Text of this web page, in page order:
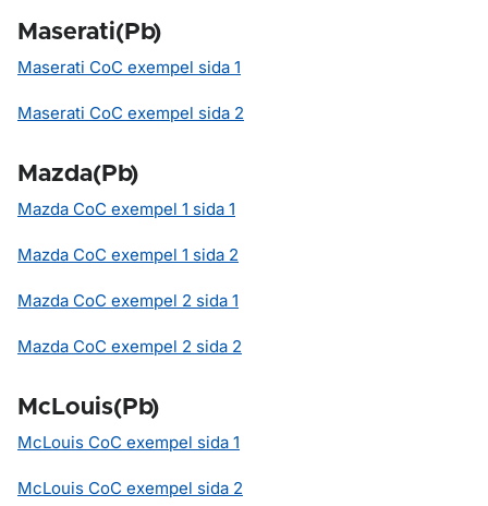
Maserati(Pb)
Maserati CoC exempel sida 1
Maserati CoC exempel sida 2
Mazda(Pb)
Mazda CoC exempel 1 sida 1
Mazda CoC exempel 1 sida 2
Mazda CoC exempel 2 sida 1
Mazda CoC exempel 2 sida 2
McLouis(Pb)
McLouis CoC exempel sida 1
McLouis CoC exempel sida 2